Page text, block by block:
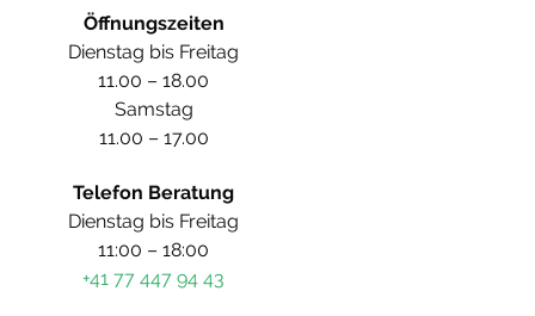
Öffnungszeiten
Dienstag bis Freitag
11.00 – 18.00
Samstag
11.00 – 17.00
Telefon Beratung
Dienstag bis Freitag
11:00 – 18:00
+41 77 447 94 43